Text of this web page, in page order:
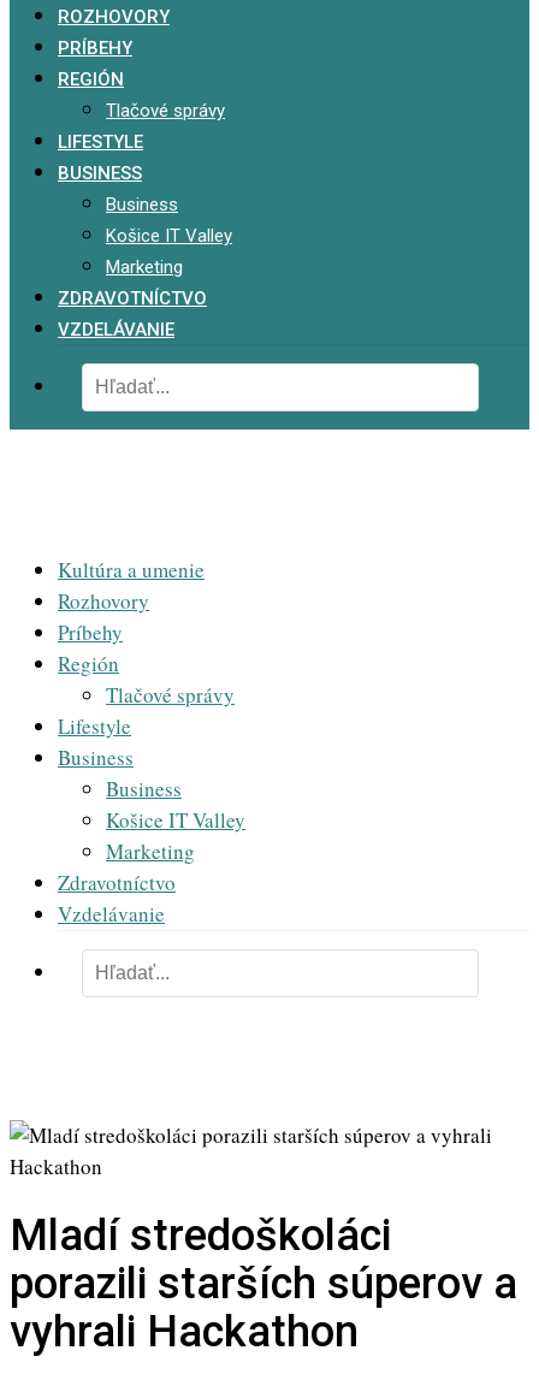
ROZHOVORY
PRÍBEHY
REGIÓN
Tlačové správy
LIFESTYLE
BUSINESS
Business
Košice IT Valley
Marketing
ZDRAVOTNÍCTVO
VZDELÁVANIE
Kultúra a umenie
Rozhovory
Príbehy
Región
Tlačové správy
Lifestyle
Business
Business
Košice IT Valley
Marketing
Zdravotníctvo
Vzdelávanie
Mladí stredoškoláci
porazili starších súperov a
vyhrali Hackathon